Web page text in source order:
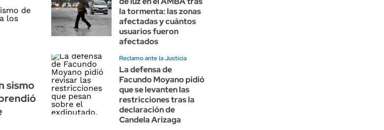
sismo
la tormenta: las zonas
afectadas y cuántos
usuarios fueron
afectados
Reclamo ante la Justicia
La defensa de
Facundo Moyano pidió
que se levanten las
restricciones tras la
declaración de
Candela Arizaga